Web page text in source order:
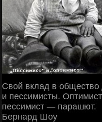
Свой вклад в общество
и пессимисты.
пессимист — парашют.
Бернард Шоу